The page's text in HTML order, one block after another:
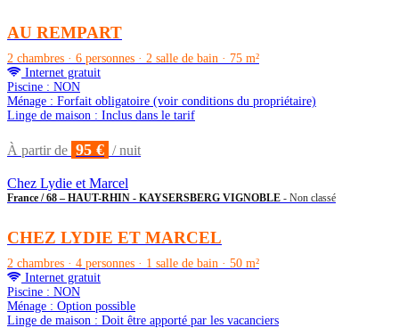
AU REMPART
2 chambres · 6 personnes · 2 salle de bain · 75 m²
Internet gratuit
Piscine : NON
Ménage : Forfait obligatoire (voir conditions du propriétaire)
Linge de maison : Inclus dans le tarif
À partir de 95 € / nuit
Chez Lydie et Marcel
France / 68 – HAUT-RHIN - KAYSERSBERG VIGNOBLE - Non classé
CHEZ LYDIE ET MARCEL
2 chambres · 4 personnes · 1 salle de bain · 50 m²
Internet gratuit
Piscine : NON
Ménage : Option possible
Linge de maison : Doit être apporté par les vacanciers